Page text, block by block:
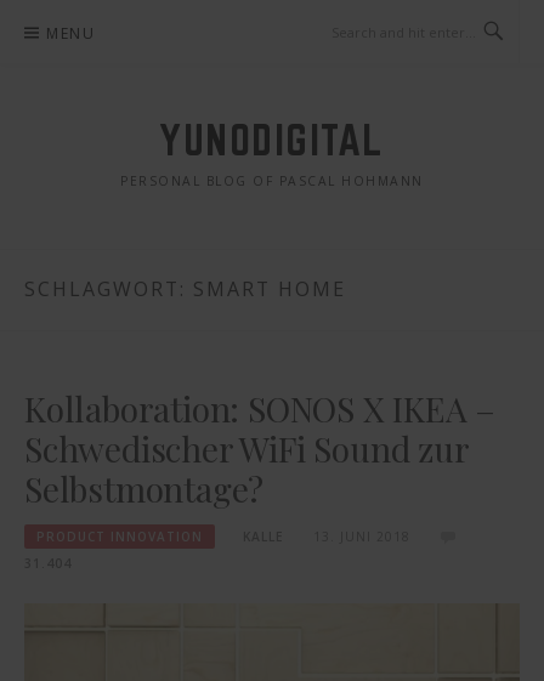
MENU
YUNODIGITAL
PERSONAL BLOG OF PASCAL HOHMANN
SCHLAGWORT: SMART HOME
Kollaboration: SONOS X IKEA –
Schwedischer WiFi Sound zur
Selbstmontage?
PRODUCT INNOVATION